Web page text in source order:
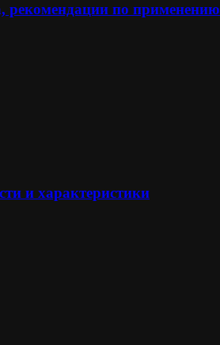
рекомендации по применению
и характеристики